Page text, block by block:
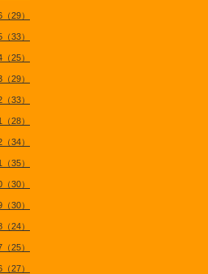
29）
33）
25）
29）
33）
28）
34）
35）
30）
30）
24）
25）
27）